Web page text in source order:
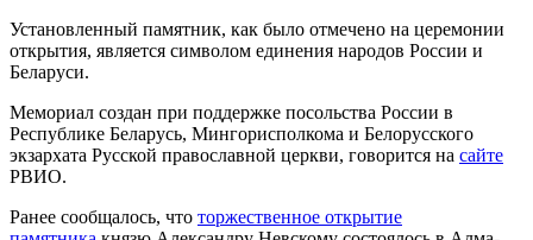
Установленный памятник, как было отмечено на церемонии
открытия, является символом единения народов России и
Беларуси.
Мемориал создан при поддержке посольства России в
Республике Беларусь, Мингорисполкома и Белорусского
экзархата Русской православной церкви, говорится на сайте
РВИО.
Ранее сообщалось, что торжественное открытие